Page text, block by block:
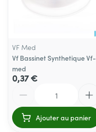
VF Med
Vf Bassinet Synthetique Vf-
med
0,37 €
Ajouter au panier